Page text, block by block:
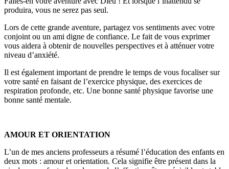
produira, vous ne serez pas seul.
Lors de cette grande aventure, partagez vos sentiments avec votre
conjoint ou un ami digne de confiance. Le fait de vous exprimer
vous aidera à obtenir de nouvelles perspectives et à atténuer votre
niveau d’anxiété.
Il est également important de prendre le temps de vous focaliser sur
votre santé en faisant de l’exercice physique, des exercices de
respiration profonde, etc. Une bonne santé physique favorise une
bonne santé mentale.
AMOUR ET ORIENTATION
L’un de mes anciens professeurs a résumé l’éducation des enfants en
deux mots : amour et orientation. Cela signifie être présent dans la